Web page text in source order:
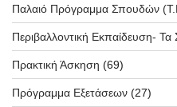
Παλαιό Πρόγραμμα Σπουδών
Περιβαλλοντική Εκπαίδευση- Τα
Πρακτική Άσκηση (69)
Πρόγραμμα Εξετάσεων (27)